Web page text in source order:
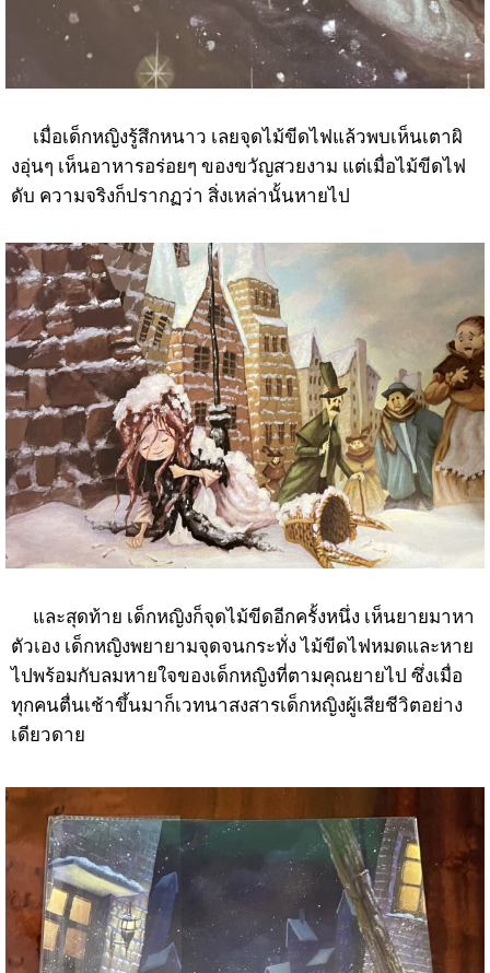
เมื่อเด็กหญิงรู้สึกหนาว เลยจุดไม้ขีดไฟแล้วพบเห็นเตาผิ
งอุ่นๆ เห็นอาหารอร่อยๆ ของขวัญสวยงาม แต่เมื่อไม้ขีดไฟ
ดับ ความจริงก็ปรากฏว่า สิ่งเหล่านั้นหายไป
และสุดท้าย เด็กหญิงก็จุดไม้ขีดอีกครั้งหนึ่ง เห็นยายมาหา
ตัวเอง เด็กหญิงพยายามจุดจนกระทั่ง ไม้ขีดไฟหมดและหาย
ไปพร้อมกับลมหายใจของเด็กหญิงที่ตามคุณยายไป ซึ่งเมื่อ
ทุกคนตื่นเช้าขึ้นมาก็เวทนาสงสารเด็กหญิงผู้เสียชีวิตอย่าง
เดียวดาย